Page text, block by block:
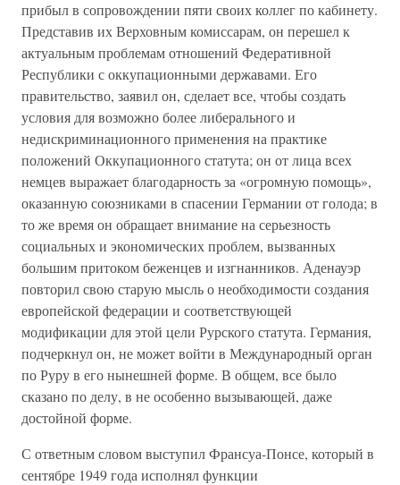
прибыл в сопровождении пяти своих коллег по кабинету.
Представив их Верховным комиссарам, он перешел к
актуальным проблемам отношений Федеративной
Республики с оккупационными державами. Его
правительство, заявил он, сделает все, чтобы создать
условия для возможно более либерального и
недискриминационного применения на практике
положений Оккупационного статута; он от лица всех
немцев выражает благодарность за «огромную помощь»,
оказанную союзниками в спасении Германии от голода; в
то же время он обращает внимание на серьезность
социальных и экономических проблем, вызванных
большим притоком беженцев и изгнанников. Аденауэр
повторил свою старую мысль о необходимости создания
европейской федерации и соответствующей
модификации для этой цели Рурского статута. Германия,
подчеркнул он, не может войти в Международный орган
по Руру в его нынешней форме. В общем, все было
сказано по делу, в не особенно вызывающей, даже
достойной форме.
С ответным словом выступил Франсуа-Понсе, который в
сентябре 1949 года исполнял функции